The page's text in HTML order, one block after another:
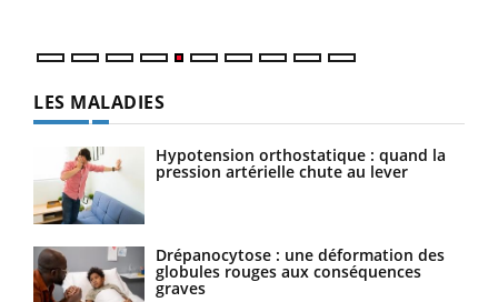
LES MALADIES
Hypotension orthostatique : quand la
pression artérielle chute au lever
Drépanocytose : une déformation des
globules rouges aux conséquences
graves